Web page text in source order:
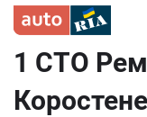
Вход в кабинет
Автомобили б/у
1 СТО
Коростене